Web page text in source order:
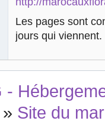
Les pages sont
jours qui viennent.
-
» Site du